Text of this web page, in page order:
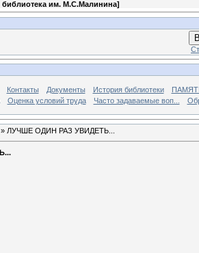
библиотека им. М.С.Малинина]
Контакты Документы История библиотеки
Оценка условий труда Часто задаваемые воп...
» ЛУЧШЕ ОДИН РАЗ УВИДЕТЬ...